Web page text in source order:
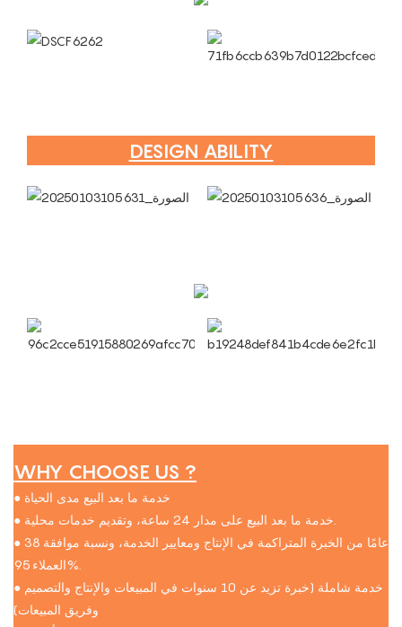
DESIGN ABILITY
WHY CHOOSE US ?
● خدمة ما بعد البيع مدى الحياة
● 38 عامًا من الخبرة المتراكمة في الإنتاج ومعايير الخدمة، ونسبة موافقة
العملاء 95%.
● خدمة شاملة (خبرة تزيد عن 10 سنوات في المبيعات والإنتاج والتصميم
وفريق المبيعات)